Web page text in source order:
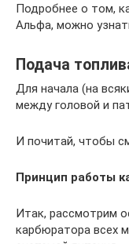
Подробнее о том,
Альфа, можно
Подача
Для начала (на
между головой и
И почитай, чтобы
Принцип работы
Итак, рассмотрим
карбюратора всех